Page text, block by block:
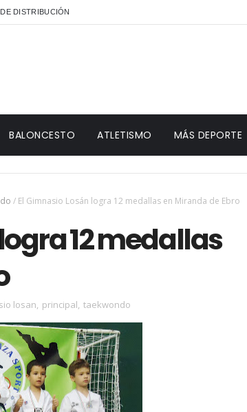
DISTRIBUCIÓN
BALONCESTO ATLETISMO MÁS DEPORTE
/ El Gimnasio Losán logra 12 medallas en Miranda de Ebro
12 medallas
losan, principal, taekwondo